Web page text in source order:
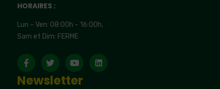
HORAIRES :
Lun – Ven: 08:00h – 16:00h,
Sam et Dim: FERME
Newsletter